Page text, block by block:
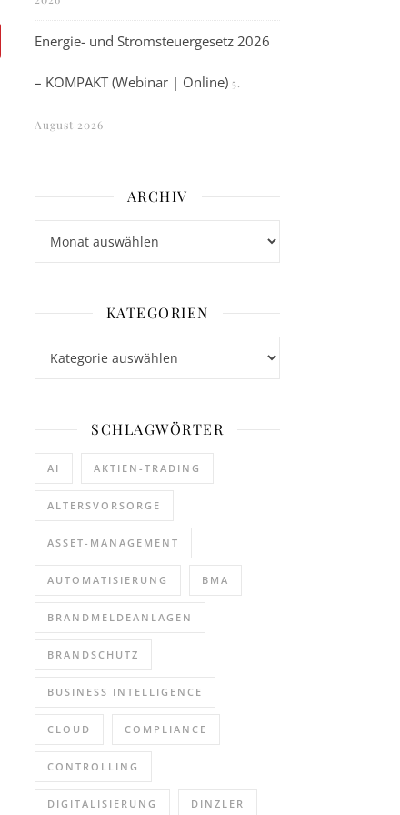
Energie- und Stromsteuergesetz 2026
– KOMPAKT (Webinar | Online) 5.
August 2026
ARCHIV
KATEGORIEN
SCHLAGWÖRTER
AI AKTIEN-TRADING
ALTERSVORSORGE
ASSET-MANAGEMENT
AUTOMATISIERUNG BMA
BRANDMELDEANLAGEN
BRANDSCHUTZ
BUSINESS INTELLIGENCE
CLOUD COMPLIANCE
CONTROLLING
DIGITALISIERUNG DINZLER